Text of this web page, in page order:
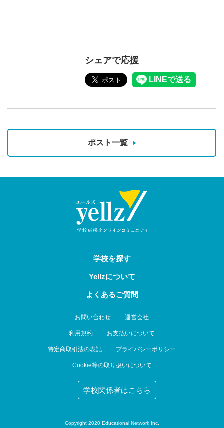
シェアで応援
ポスト一覧
学校を探す
Yellzについて
よくあるご質問
お問い合わせ 運営会社
利用規約 お支払いについて
特定商取引法の表記 プライバシーポリシー
Cookie等の取り扱いについて
学校関係者はこちら
Copyright 2020 Educational Network Inc.